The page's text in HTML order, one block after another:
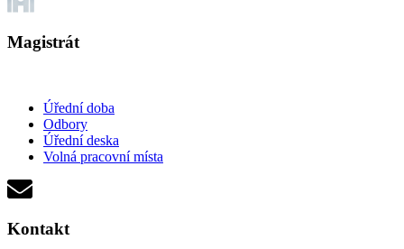
Magistrát
Úřední doba
Odbory
Úřední deska
Volná pracovní místa
Kontakt